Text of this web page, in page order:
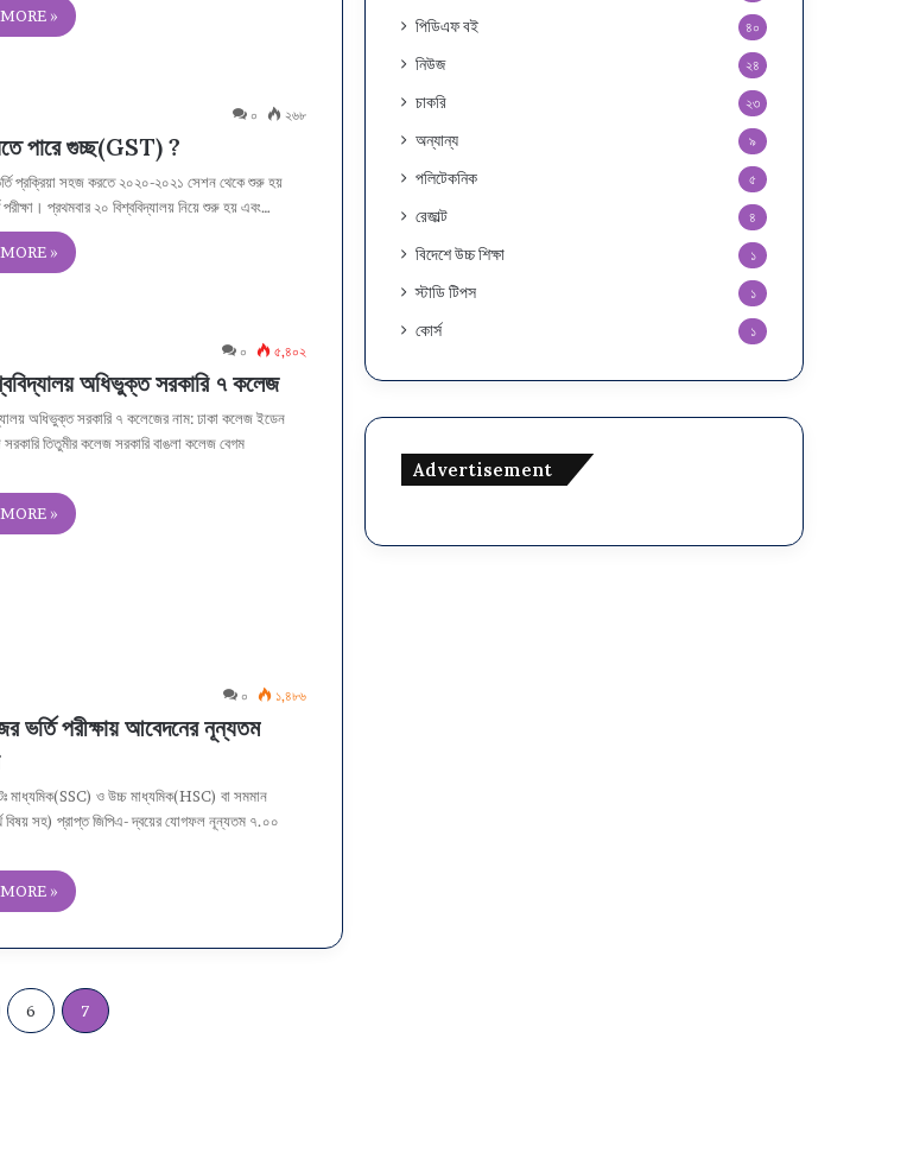
»
০ ২৬৮
পারে গুচ্ছ(GST) ?
ভর্তি প্রক্রিয়া সহজ করতে ২০২০-২০২১ সেশন থেকে শুরু হয়
পরীক্ষা। প্রথমবার ২০ বিশ্ববিদ্যালয় নিয়ে শুরু হয় এবং…
»
০ ৫,৪০২
অধিভুক্ত সরকারি ৭ কলেজ
অধিভুক্ত সরকারি ৭ কলেজের নাম: ঢাকা কলেজ ইডেন
তিতুমীর কলেজ সরকারি বাঙলা কলেজ বেগম
»
০ ১,৪৮৬
ভর্তি পরীক্ষায় আবেদনের নূন্যতম
মাধ্যমিক(SSC) ও উচ্চ মাধ্যমিক(HSC) বা সমমান
বিষয় সহ) প্রাপ্ত জিপিএ- দ্বয়ের যোগফল নূন্যতম ৭.০০
»
6 7
পিডিএফ বই ৪০
নিউজ ২৪
চাকরি ২৩
অন্যান্য ৯
পলিটেকনিক ৫
রেজাল্ট ৪
বিদেশে উচ্চ শিক্ষা ১
স্টাডি টিপস ১
কোর্স ১
Advertisement